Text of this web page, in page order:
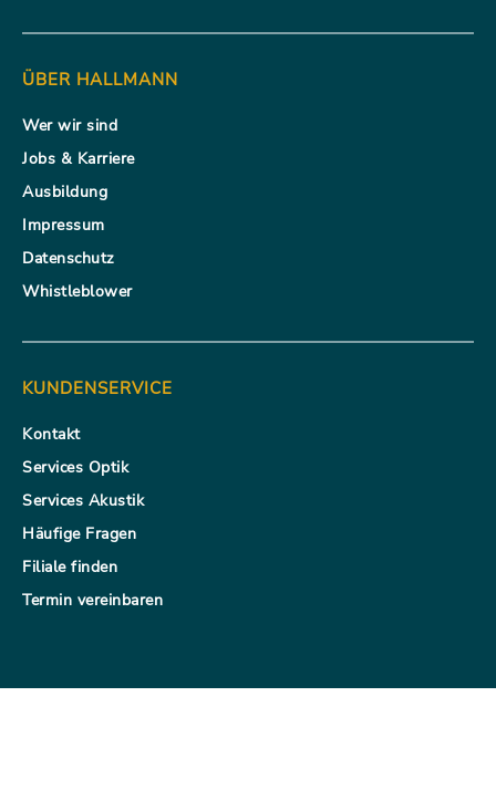
ÜBER HALLMANN
Wer wir sind
Jobs & Karriere
Ausbildung
Impressum
Datenschutz
Whistleblower
KUNDENSERVICE
Kontakt
Services Optik
Services Akustik
Häufige Fragen
Filiale finden
Termin vereinbaren